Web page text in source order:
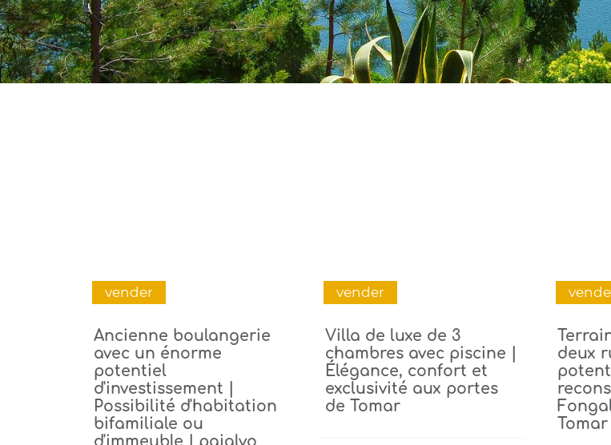
vender
Ancienne boulangerie
avec un énorme
potentiel
d'investissement |
Possibilité d'habitation
bifamiliale ou
d'immeuble | paialvo
vender
Villa de luxe de 3
chambres avec piscine |
Élégance, confort et
exclusivité aux portes
de Tomar
deux